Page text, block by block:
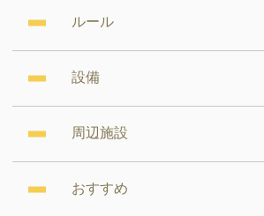
ルール
設備
周辺施設
おすすめ